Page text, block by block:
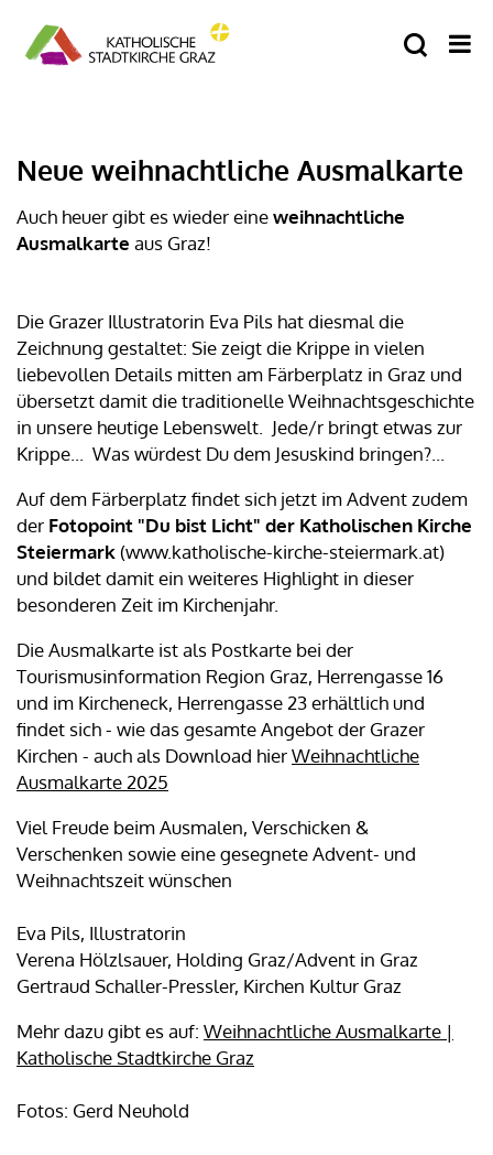
Neue weihnachtliche Ausmalkarte
Auch heuer gibt es wieder eineweihnachtliche
Ausmalkarte aus Graz!
Die Grazer Illustratorin Eva Pils hat diesmal die
Zeichnung gestaltet: Sie zeigt die Krippe in vielen
liebevollen Details mitten am Färberplatz in Graz und
übersetzt damit die traditionelle Weihnachtsgeschichte
in unsere heutige Lebenswelt. Jede/r bringt etwas zur
Krippe... Was würdest Du dem Jesuskind bringen?...
Auf dem Färberplatz findet sich jetzt im Advent zudem
der Fotopoint "Du bist Licht" der Katholischen Kirche
Steiermark(www.katholische-kirche-steiermark.at)
und bildet damit ein weiteres Highlight in dieser
besonderen Zeit im Kirchenjahr.
Die Ausmalkarte ist als Postkarte bei der
Tourismusinformation Region Graz, Herrengasse 16
und im Kircheneck, Herrengasse 23 erhältlich und
findet sich - wie das gesamte Angebot der Grazer
Kirchen - auch als Download hierWeihnachtliche
Ausmalkarte 2025
Viel Freude beim Ausmalen, Verschicken &
Verschenken sowie eine gesegnete Advent- und
Weihnachtszeit wünschen
Eva Pils, Illustratorin
Verena Hölzlsauer, Holding Graz/Advent in Graz
Gertraud Schaller-Pressler, Kirchen Kultur Graz
Mehr dazu gibt es auf: Weihnachtliche Ausmalkarte |
Katholische Stadtkirche Graz
Fotos: Gerd Neuhold